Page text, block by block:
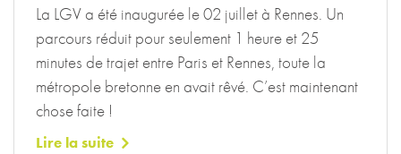
La LGV a été inaugurée le 02 juillet à Rennes. Un
parcours réduit pour seulement 1 heure et 25
minutes de trajet entre Paris et Rennes, toute la
métropole bretonne en avait rêvé. C’est maintenant
chose faite !
Lire la suite